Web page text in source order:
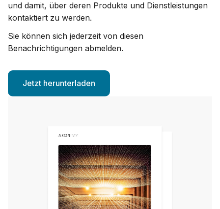
und damit, über deren Produkte und Dienstleistungen
kontaktiert zu werden.
Sie können sich jederzeit von diesen
Benachrichtigungen abmelden.